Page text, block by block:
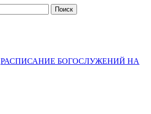
РАСПИСАНИЕ БОГОСЛУЖЕНИЙ НА